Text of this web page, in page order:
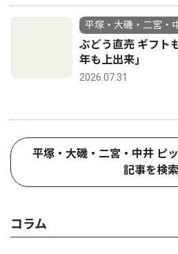
平塚・大磯・二宮・
ぶどう直売 ギフト
年も上出来｣
2026.07.31
平塚・大磯・二宮・中井 ピ
記事を検索
コラム